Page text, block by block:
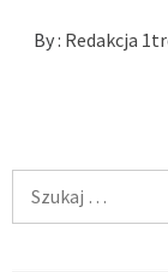
By : Redakcja